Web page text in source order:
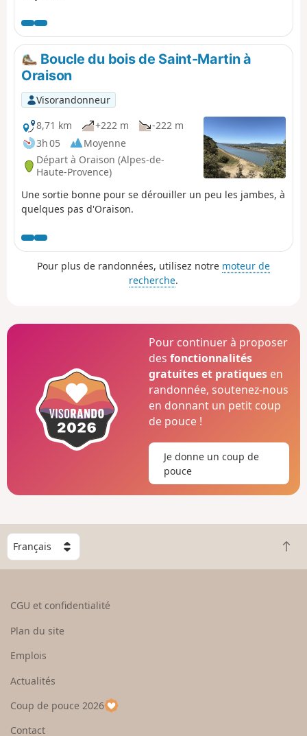
Boucle du bois de Saint-Martin à
Oraison
Visorandonneur
8,71 km
+222 m
-222 m
3h 05
Moyenne
Départ à Oraison (Alpes-de-
Haute-Provence)
Une sortie bonne pour se dérouiller un peu les jambes, à
quelques pas d'Oraison.
Pour plus de randonnées, utilisez notre moteur de
recherche.
Pour continuer à proposer
desfonctionnalités
gratuites et pratiques en
randonnée, soutenez-nous
en donnant un petit coup
de pouce !
Je donne un coup de
pouce
C
h
o
e
u
p
a
R
e
CGU et confidentialité
Plan du site
Emplois
Actualités
Coup de pouce 2026
Contact